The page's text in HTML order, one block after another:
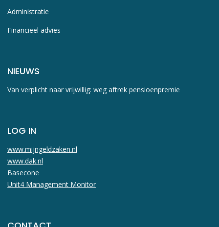
Administratie
Financieel advies
NIEUWS
Van verplicht naar vrijwillig: weg aftrek pensioenpremie
LOG IN
www.mijngeldzaken.nl
www.dak.nl
Basecone
Unit4 Management Monitor